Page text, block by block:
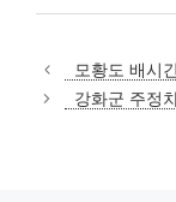
모황도 배시
강화군 주정